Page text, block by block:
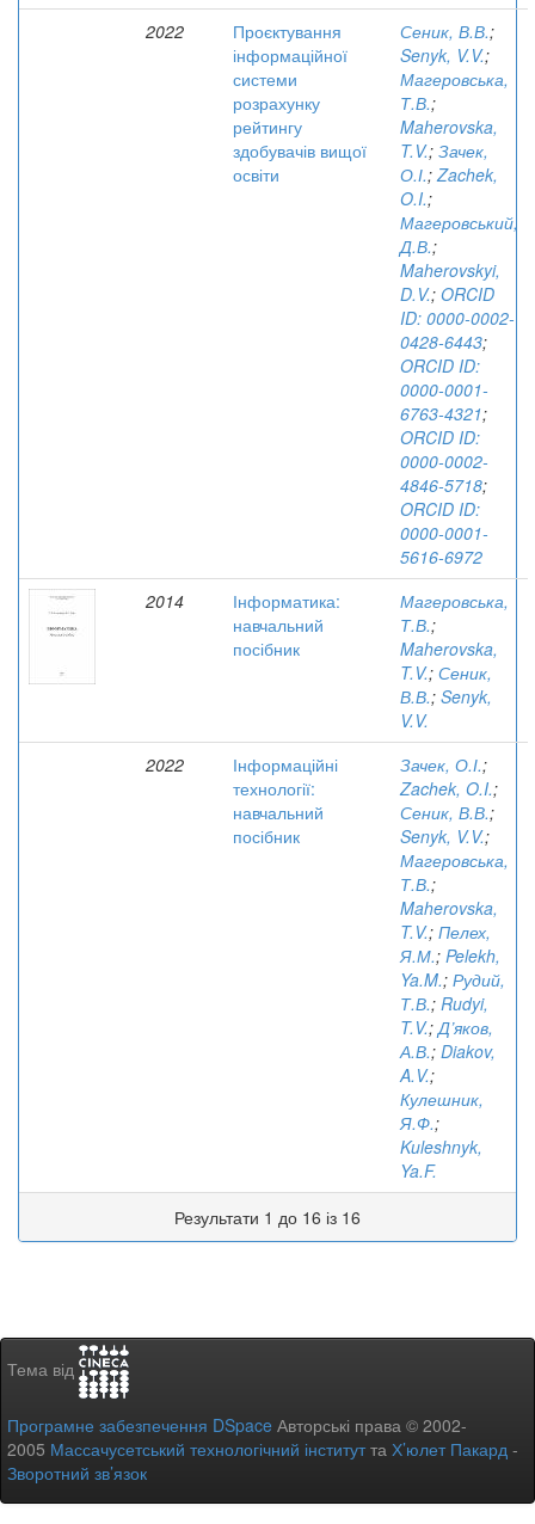
2022
Проєктування
інформаційної
системи
розрахунку
рейтингу
здобувачів вищої
освіти
Сеник, В.В.;
Senyk, V.V.;
Магеровська,
Т.В.;
Maherovska,
T.V.; Зачек,
О.І.;Zachek,
O.I.;
Магеровський,
Д.В.;
Maherovskyi,
D.V.; ORCID
ID: 0000-0002-
0428-6443;
ORCID ID:
0000-0001-
6763-4321;
ORCID ID:
0000-0002-
4846-5718;
ORCID ID:
0000-0001-
5616-6972
2014
Інформатика:
навчальний
посібник
Магеровська,
Т.В.;
Maherovska,
T.V.; Сеник,
В.В.; Senyk,
V.V.
2022
Інформаційні
технології:
навчальний
посібник
Зачек, О.І.;
Zachek, O.I.;
Сеник, В.В.;
Senyk, V.V.;
Магеровська,
Т.В.;
Maherovska,
T.V.; Пелех,
Я.М.; Pelekh,
Ya.M.; Рудий,
Т.В.; Rudyi,
T.V.;Д’яков,
А.В.; Diakov,
A.V.;
Кулешник,
Я.Ф.;
Kuleshnyk,
Ya.F.
Результати 1 до 16 із 16
Тема від
Програмне забезпечення DSpace Авторські права © 2002-
2005 Массачусетський технологічний інститутта Х’юлет Пакард -
Зворотний зв’язок